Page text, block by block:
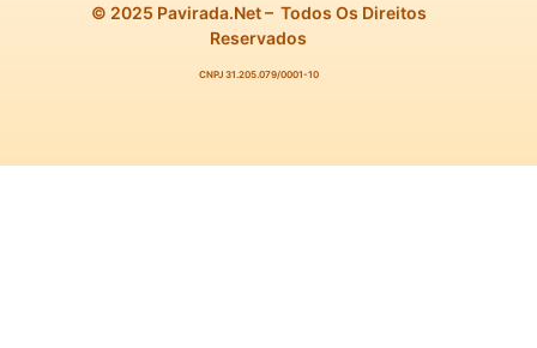
© 2025 Pavirada.net – Todos Os Direitos
Reservados
CNPJ 31.205.079/0001-10